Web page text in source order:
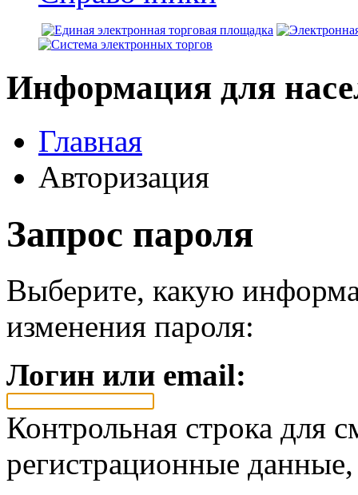
Информация для
Главная
Авторизация
Запрос пароля
Выберите, какую
изменения пароля:
Логин или email:
Контрольная строка для
регистрационные